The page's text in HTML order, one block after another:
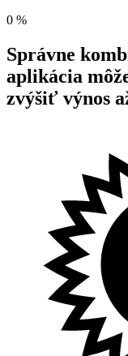
0 %
Správne
aplikácia
zvýšiť výnos